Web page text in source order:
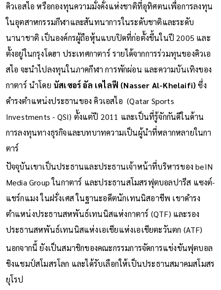
คิวเอสไอ หรือกองทุนความมั่งคั่งแห่งชาติที่อุทิศตนเพื่อการลงทุน
ในอุตสาหกรรมกีฬาและสันทนาการในระดับชาติและระดับ
นานาชาติ เป็นองค์กรผู้ถือหุ้นแบบปิดที่ก่อตั้งขึ้นในปี 2005 และ
ตั้งอยู่ในกรุงโดฮา ประเทศกาตาร์ รายได้จากการร่วมทุนของคิวเอ
สไอ จะนำไปลงทุนในภาคกีฬา การพักผ่อน และความบันเทิงของ
กาตาร์ นำโดย นัสเซอร์ อัล เคไลฟี (Nasser Al-Khelaifi) ซึ่ง
ดำรงตำแหน่งประธานของ คิวเอสไอ (Qatar Sports
Investments - QSI) ตั้งแต่ปี 2011 และเป็นที่รู้จักกันดีในด้าน
การลงทุนทางธุรกิจและบทบาทความเป็นผู้นำที่หลากหลายในกา
ตาร์
ปัจจุบันเขาเป็นประธานและประธานเจ้าหน้าที่บริหารของ beIN
Media Group ในกาตาร์ และประธานสโมสรฟุตบอลปารีส แซงต์-
แชร์กแมง ในฝรั่งเศส ในฐานะอดีตนักเทนนิสอาชีพ เขาดำรง
ตำแหน่งประธานสหพันธ์เทนนิสแห่งกาตาร์ (QTF) และรอง
ประธานสหพันธ์เทนนิสแห่งเอเชียแห่งเอเชียตะวันตก (ATF)
นอกจากนี้ ยังเป็นสมาชิกของคณะกรรมการจัดการแข่งขันฟุตบอล
ชิงแชมป์สโมสรโลก และได้รับเลือกให้เป็นประธานสมาคมสโมสร
ยุโรป